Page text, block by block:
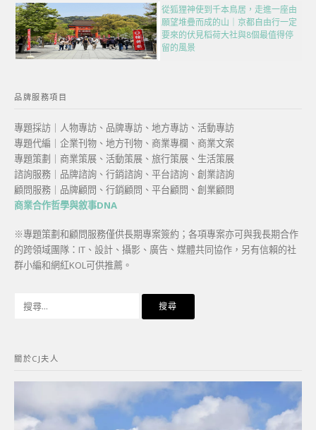
從狐狸神使到千本鳥居，走進一座由
願望堆疊而成的山｜京都自由行一定
要來的伏見稻荷大社與8個最值得停
留的風景
品牌服務項目
專題採訪｜人物專訪、品牌專訪、地方專訪、活動專訪
專題代編｜企業刊物、地方刊物、商業專欄、商業文案
專題策劃｜商業策展、活動策展、旅行策展、生活策展
諮詢服務｜品牌諮詢、行銷諮詢、平台諮詢、創業諮詢
顧問服務｜品牌顧問、行銷顧問、平台顧問、創業顧問
商業合作哲學與敘事DNA
※專題策劃和顧問服務僅供長期專案簽約；各項專案亦可與我長期合作
的跨領域團隊：IT、設計、攝影、廣告、媒體共同協作，另有信賴的社
群小編和網紅KOL可供推薦。
字:
關於CJ夫人